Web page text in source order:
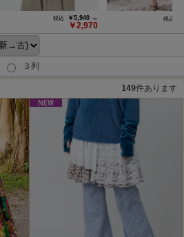
￥5,940 →
￥2,970
３列
149件あります